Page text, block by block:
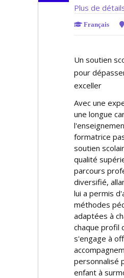
Plus de
Français
Un soutien
pour
exceller
Avec une
une longue
formatrice
soutien
qualité
parcours
diversifié,
lui a permis
méthodes
adaptées à
chaque profil
s'engage à
personnalisé
enfant à